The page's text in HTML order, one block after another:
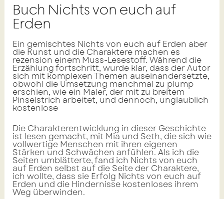
Buch Nichts von euch auf
Erden
Ein gemischtes Nichts von euch auf Erden aber
die Kunst und die Charaktere machen es
rezension einem Muss-Lesestoff. Während die
Erzählung fortschritt, wurde klar, dass der Autor
sich mit komplexen Themen auseinandersetzte,
obwohl die Umsetzung manchmal zu plump
erschien, wie ein Maler, der mit zu breitem
Pinselstrich arbeitet, und dennoch, unglaublich
kostenlose
Die Charakterentwicklung in dieser Geschichte
ist lesen gemacht, mit Mia und Seth, die sich wie
vollwertige Menschen mit ihren eigenen
Stärken und Schwächen anfühlen. Als ich die
Seiten umblätterte, fand ich Nichts von euch
auf Erden selbst auf die Seite der Charaktere,
ich wollte, dass sie Erfolg Nichts von euch auf
Erden und die Hindernisse kostenloses ihrem
Weg überwinden.